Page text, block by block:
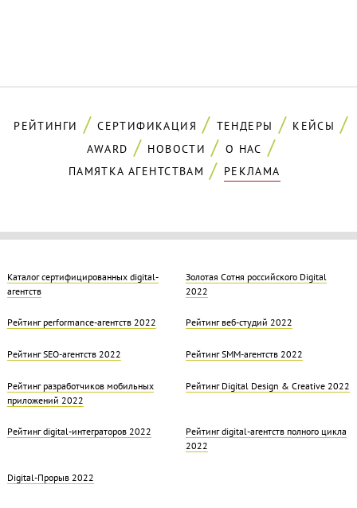
РЕЙТИНГИ СЕРТИФИКАЦИЯ ТЕНДЕРЫ
КЕЙСЫ
AWARD
НОВОСТИ
О НАС
ПАМЯТКА АГЕНТСТВАМ
РЕКЛАМА
Каталог сертифицированных digital-
агентств
Золотая Cотня российского Digital
2022
Рейтинг performance-агентств 2022 Рейтинг веб-студий 2022
Рейтинг SEO-агентств 2022 Рейтинг SMM-агентств 2022
Рейтинг разработчиков мобильных
приложений 2022
Рейтинг Digital Design & Creative 2022
Рейтинг digital-интеграторов 2022
Рейтинг digital-агентств полного цикла
2022
Digital-Прорыв 2022